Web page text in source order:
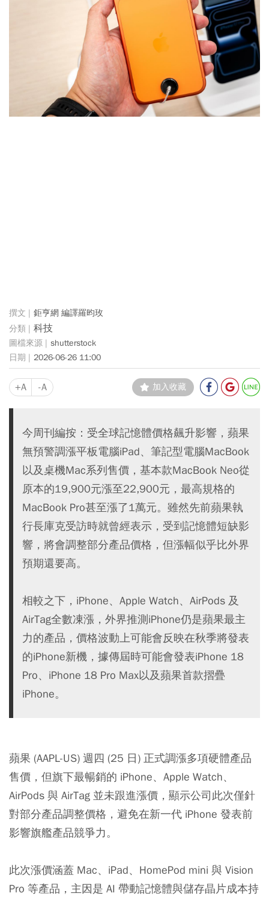
鉅亨網 編譯羅昀玫
科技
shutterstock
2026-06-26 11:00
+A -A 加入收藏
今周刊編按：受全球記憶體價格飆升影響，蘋果
無預警調漲平板電腦iPad、筆記型電腦MacBook
以及桌機Mac系列售價，基本款MacBook Neo從
原本的19,900元漲至22,900元，最高規格的
MacBook Pro甚至漲了1萬元。雖然先前蘋果執
行長庫克受訪時就曾經表示，受到記憶體短缺影
響，將會調整部分產品價格，但漲幅似乎比外界
預期還要高。
相較之下，iPhone、Apple Watch、AirPods 及
AirTag全數凍漲，外界推測iPhone仍是蘋果最主
力的產品，價格波動上可能會反映在秋季將發表
的iPhone新機，據傳屆時可能會發表iPhone 18
Pro、iPhone 18 Pro Max以及蘋果首款摺疊
iPhone。
蘋果 (AAPL-US) 週四 (25 日) 正式調漲多項硬體產品
售價，但旗下最暢銷的 iPhone、Apple Watch、
AirPods 與 AirTag 並未跟進漲價，顯示公司此次僅針
對部分產品調整價格，避免在新一代 iPhone 發表前
影響旗艦產品競爭力。
此次漲價涵蓋 Mac、iPad、HomePod mini 與 Vision
Pro 等產品，主因是 AI 帶動記憶體與儲存晶片成本持